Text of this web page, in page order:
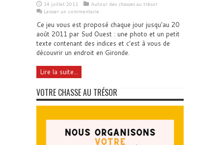
14 juillet 2011
Autour des chasses au trésor
Laisser un commentaire
Ce jeu vous est proposé chaque jour jusqu'au 20
août 2011 par Sud Ouest : une photo et un petit
texte contenant des indices et c'est à vous de
découvrir un endroit en Gironde.
Lire la suite...
VOTRE CHASSE AU TRÉSOR